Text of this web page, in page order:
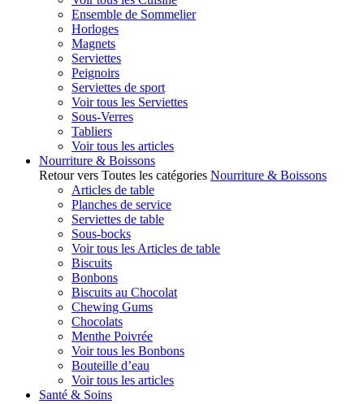
Ensemble de Sommelier
Horloges
Magnets
Serviettes
Peignoirs
Serviettes de sport
Voir tous les Serviettes
Sous-Verres
Tabliers
Voir tous les articles
Nourriture & Boissons
Retour vers Toutes les catégories Nourriture & Boissons
Articles de table
Planches de service
Serviettes de table
Sous-bocks
Voir tous les Articles de table
Biscuits
Bonbons
Biscuits au Chocolat
Chewing Gums
Chocolats
Menthe Poivrée
Voir tous les Bonbons
Bouteille d’eau
Voir tous les articles
Santé & Soins